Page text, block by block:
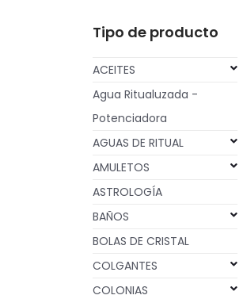
Tipo de producto
ACEITES
Agua Ritualuzada -
Potenciadora
AGUAS DE RITUAL
AMULETOS
ASTROLOGÍA
BAÑOS
BOLAS DE CRISTAL
COLGANTES
COLONIAS